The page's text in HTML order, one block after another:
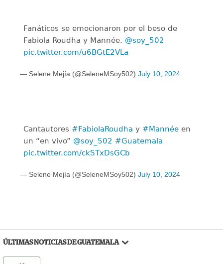
Fanáticos se emocionaron por el beso de
Fabiola Roudha y Mannée. @soy_502
pic.twitter.com/u6BGtE2VLa
— Selene Mejía (@SeleneMSoy502) July 10, 2024
Cantautores #FabiolaRoudha y #Mannée en
un “en vivo” @soy_502 #Guatemala
pic.twitter.com/ckSTxDsGCb
— Selene Mejía (@SeleneMSoy502) July 10, 2024
ÚLTIMAS NOTICIAS DE GUATEMALA